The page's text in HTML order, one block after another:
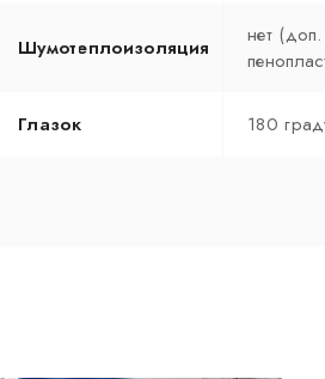
Шумотеплоизоляция
нет
Глазок 180